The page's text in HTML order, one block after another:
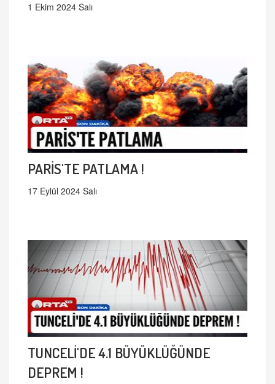
1 Ekim 2024 Salı
PARİS'TE PATLAMA !
17 Eylül 2024 Salı
TUNCELİ'DE 4.1 BÜYÜKLÜĞÜNDE
DEPREM !